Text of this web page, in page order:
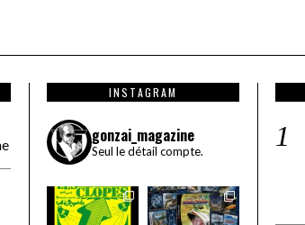
INSTAGRAM
gonzai_magazine
Seul le détail compte.